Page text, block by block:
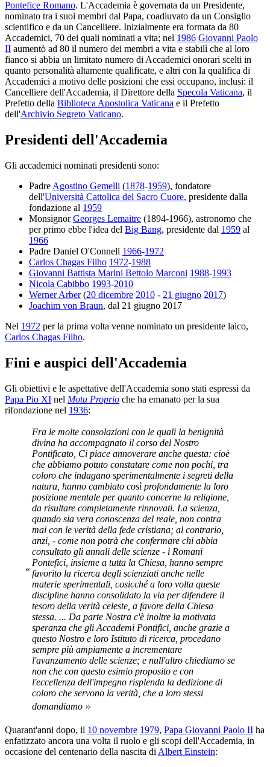
Pontefice Romano. L'Accademia è governata da un Presidente,
nominato tra i suoi membri dal Papa, coadiuvato da un Consiglio
scientifico e da un Cancelliere. Inizialmente era formata da 80
Accademici, 70 dei quali nominati a vita; nel 1986 Giovanni Paolo
II aumentò ad 80 il numero dei membri a vita e stabilì che al loro
fianco si abbia un limitato numero di Accademici onorari scelti in
quanto personalità altamente qualificate, e altri con la qualifica di
Accademici a motivo delle posizioni che essi occupano, inclusi: il
Cancelliere dell'Accademia, il Direttore della Specola Vaticana, il
Prefetto della Biblioteca Apostolica Vaticana e il Prefetto
dell'Archivio Segreto Vaticano.
Presidenti dell'Accademia
Gli accademici nominati presidenti sono:
Padre Agostino Gemelli (1878-1959), fondatore
dell'Università Cattolica del Sacro Cuore, presidente dalla
fondazione al 1959
MonsignorGeorges Lemaitre (1894-1966), astronomo che
per primo ebbe l'idea del Big Bang, presidente dal 1959 al
1966
Padre Daniel O'Connell 1966-1972
Carlos Chagas Filho 1972-1988
Giovanni Battista Marini Bettolo Marconi 1988-1993
Nicola Cabibbo 1993-2010
Werner Arber(20 dicembre 2010 - 21 giugno 2017)
Joachim von Braun, dal 21 giugno 2017
Nel 1972 per la prima volta venne nominato un presidente laico,
Carlos Chagas Filho.
Fini e auspici dell'Accademia
Gli obiettivi e le aspettative dell'Accademia sono stati espressi da
Papa Pio XI nel Motu Proprio che ha emanato per la sua
rifondazione nel 1936:
«
Fra le molte consolazioni con le quali la benignità
divina ha accompagnato il corso del Nostro
Pontificato, Ci piace annoverare anche questa: cioè
che abbiamo potuto constatare come non pochi, tra
coloro che indagano sperimentalmente i segreti della
natura, hanno cambiato così profondamente la loro
posizione mentale per quanto concerne la religione,
da risultare completamente rinnovati. La scienza,
quando sia vera conoscenza del reale, non contra
mai con le verità della fede cristiana; al contrario,
anzi, - come non potrà che confermare chi abbia
consultato gli annali delle scienze - i Romani
Pontefici, insieme a tutta la Chiesa, hanno sempre
favorito la ricerca degli scienziati anche nelle
materie sperimentali, cosicché a loro volta queste
discipline hanno consolidato la via per difendere il
tesoro della verità celeste, a favore della Chiesa
stessa. ... Da parte Nostra c'è inoltre la motivata
speranza che gli Accademi Pontifici, anche grazie a
questo Nostro e loro Istituto di ricerca, procedano
sempre più ampiamente a incrementare
l'avanzamento delle scienze; e null'altro chiediamo se
non che con questo esimio proposito e con
l'eccellenza dell'impegno risplenda la dedizione di
coloro che servono la verità, che a loro stessi
domandiamo »
Quarant'anni dopo, il 10 novembre 1979, Papa Giovanni Paolo II ha
enfatizzato ancora una volta il ruolo e gli scopi dell'Accademia, in
occasione del centenario della nascita di Albert Einstein: